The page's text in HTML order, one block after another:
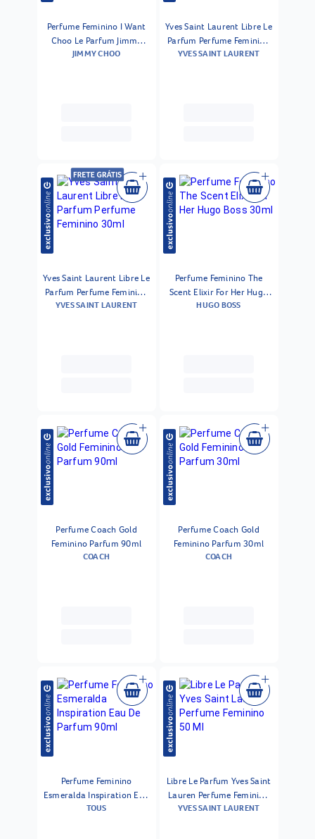
Perfume Feminino I Want
Choo Le Parfum Jimmy
Choo 100ml
JIMMY CHOO
Yves Saint Laurent Libre Le
Parfum Perfume Feminino
50ml
YVES SAINT LAURENT
Yves Saint Laurent Libre Le
Parfum Perfume Feminino
30ml
YVES SAINT LAURENT
Perfume Feminino The
Scent Elixir For Her Hugo
Boss 30ml
HUGO BOSS
Perfume Coach Gold
Feminino Parfum 90ml
COACH
Perfume Coach Gold
Feminino Parfum 30ml
COACH
Perfume Feminino
Esmeralda Inspiration Eau
De Parfum 90ml
TOUS
Libre Le Parfum Yves Saint
Lauren Perfume Feminino
50 Ml
YVES SAINT LAURENT